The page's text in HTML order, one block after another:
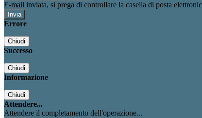
E-mail inviata, si prega di controllare la casella di posta
Errore
Chiudi
Successo
Chiudi
Informazione
Chiudi
Attendere...
Attendere il completamento dell'operazione...